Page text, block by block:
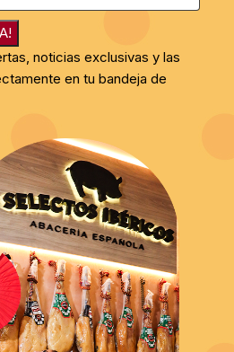
noticias exclusivas y las
en tu bandeja de